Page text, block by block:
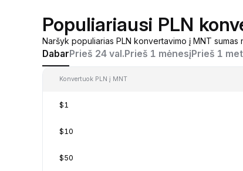
Populiariausi PLN
Naršyk populiarias PLN konvertavimo į MNT
DabarPrieš 24 val.Prieš 1 mėnesįPrieš 1
Konvertuok PLN į MNT
$1
$10
$50